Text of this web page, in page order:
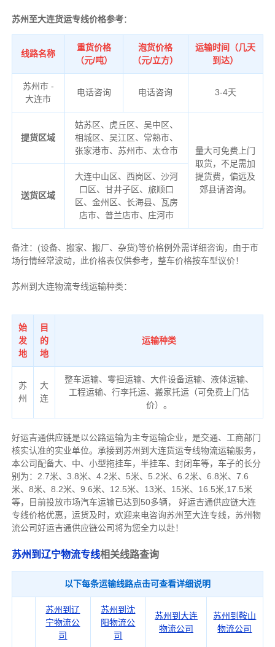
苏州至大连货运专线价格参考：
线路名称
重货价格
（元/吨）
泡货价格
（元/立方）
运输时间（几天
到达）
苏州市 -
大连市
电话咨询 电话咨询 3-4天
提货区域
姑苏区、虎丘区、吴中区、
相城区、吴江区、常熟市、
张家港市、苏州市、太仓市
量大可免费上门
取货，不足需加
提货费，偏远及
郊县请咨询。
送货区域
大连中山区、西岗区、沙河
口区、甘井子区、旅顺口
区、金州区、长海县、瓦房
店市、普兰店市、庄河市
备注： (设备、搬家、搬厂、杂货)等价格例外需详细咨询，由于市
场行情经常波动，此价格表仅供参考，整车价格按车型议价！
苏州到大连物流专线运输种类：
始
发
地
目
的
地
运输种类
苏
州
大
连
整车运输、零担运输、大件设备运输、液体运输、
工程运输、行李托运、搬家托运（可免费上门估
价）。
好运吉通供应链是以公路运输为主专运输企业，是交通、工商部门
核实认准的实业单位。承接到苏州到大连货运专线物流运输服务，
本公司配备大、中、小型拖挂车，半挂车、封闭车等，车子的长分
别为：2.7米、3.8米、4.2米、5米、5.2米、6.2米、6.8米、7.6
米、8米、8.2米、9.6米、12.5米、13米、15米、16.5米,17.5米
等，目前投放市场汽车运输已达到50多辆， 好运吉通供应链大连
专线价格优惠，运货及时，欢迎来电咨询苏州至大连专线，苏州物
流公司好运吉通供应链公司将为您全力以赴！
苏州到辽宁物流专线相关线路查询
以下每条运输线路点击可查看详细说明
苏州到辽
宁物流公
司
苏州到沈
阳物流公
司
苏州到大连
物流公司
苏州到鞍山
物流公司